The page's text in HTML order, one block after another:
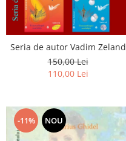
Seria de autor Vadim Zeland
150,00 Lei
110,00 Lei
-11% NOU